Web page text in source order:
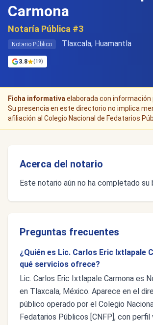
Carmona
Notaría Pública #3
Notario Público Tlaxcala, Huamantla
3.8 (19)
Ficha informativa elaborada con información
Su presencia en este directorio no implica
afiliación al Colegio Nacional de Fedatarios
Acerca del notario
Este notario aún no ha completado su
Preguntas frecuentes
¿Quién es Lic. Carlos Eric Ixtlapale
qué servicios ofrece?
Lic. Carlos Eric Ixtlapale Carmona es
en Tlaxcala, México. Aparece en el
público operado por el Colegio
Fedatarios Públicos [CNFP], con perfil